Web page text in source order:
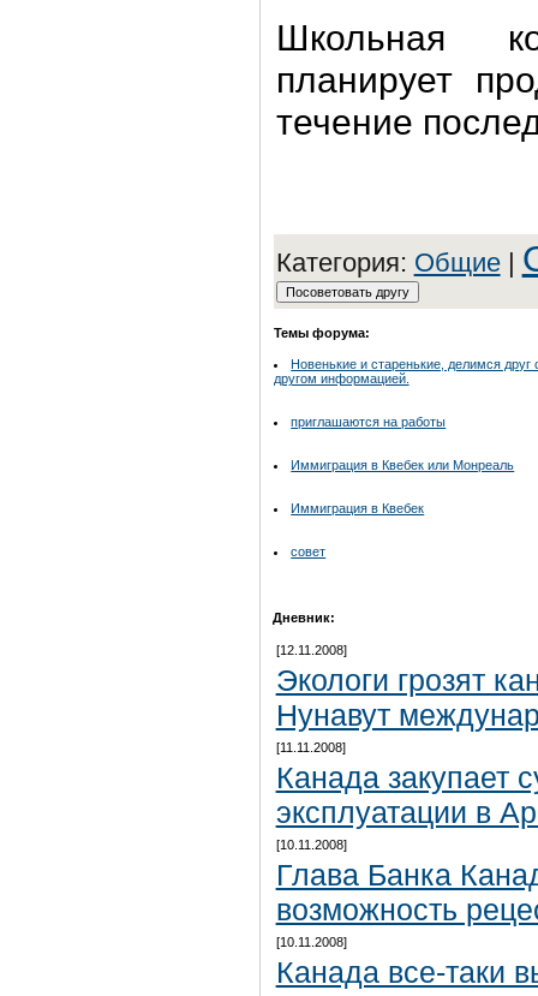
Школьная
планирует
течение
Категория: Общие|
Темы форума:
Новенькие и старенькие, делимся друг
другом информацией.
приглашаются на работы
Иммиграция в Квебек или Монреаль
Иммиграция в Квебек
совет
Дневник:
[12.11.2008]
Экологи грозят
Нунавут
[11.11.2008]
Канада закупает
эксплуатации в
[10.11.2008]
Глава Банка
возможность
[10.11.2008]
Канада все-таки